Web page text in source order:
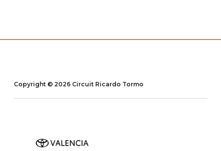
Copyright © 2026 Circuit Ricardo Tormo